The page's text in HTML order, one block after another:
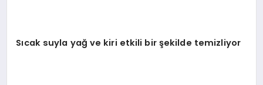
Sıcak suyla yağ ve kiri etkili bir şekilde temizliyor